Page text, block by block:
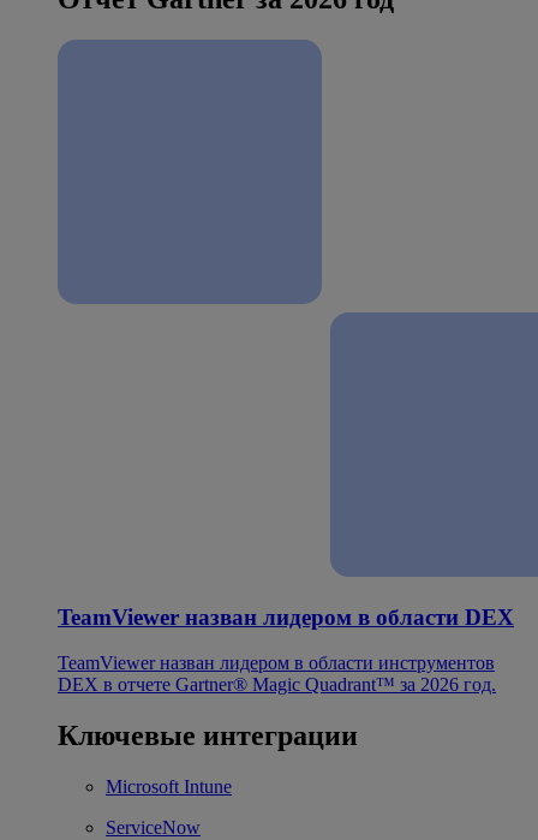
TeamViewer назван лидером в области DEX
TeamViewer назван лидером в области инструментов
DEX в отчете Gartner® Magic Quadrant™ за 2026 год.
Ключевые интеграции
Microsoft Intune
ServiceNow